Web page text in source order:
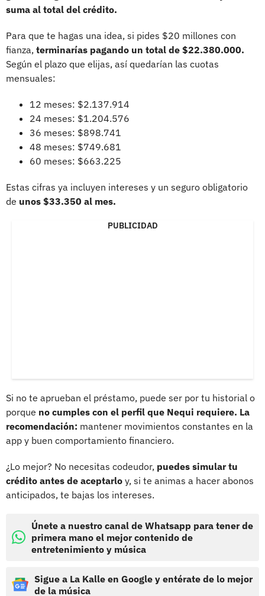
suma al total del crédito.
Para que te hagas una idea, si pides $20 millones con
fianza, terminarías pagando un total de $22.380.000.
Según el plazo que elijas, así quedarían las cuotas
mensuales:
12 meses: $2.137.914
24 meses: $1.204.576
36 meses: $898.741
48 meses: $749.681
60 meses: $663.225
Estas cifras ya incluyen intereses y un seguro obligatorio
de unos $33.350 al mes.
PUBLICIDAD
Si no te aprueban el préstamo, puede ser por tu historial o
porque no cumples con el perfil que Nequi requiere. La
recomendación: mantener movimientos constantes en la
app y buen comportamiento financiero.
¿Lo mejor? No necesitas codeudor, puedes simular tu
crédito antes de aceptarlo y, si te animas a hacer abonos
anticipados, te bajas los intereses.
Únete a nuestro canal de Whatsapp para tener de
primera mano el mejor contenido de
entretenimiento y música
Sigue a La Kalle en Google y entérate de lo mejor
de la música